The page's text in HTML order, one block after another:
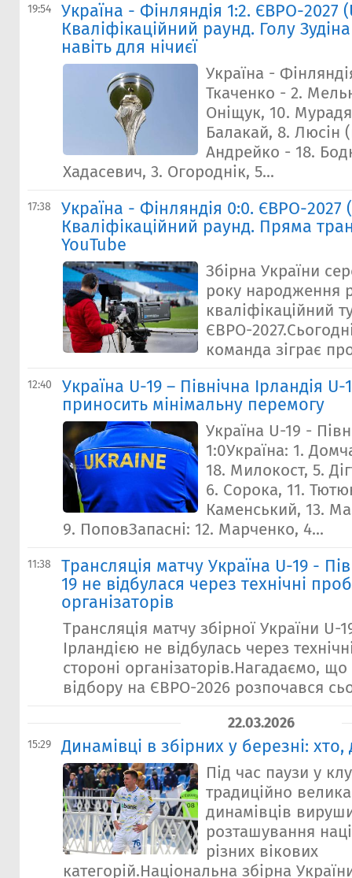
19:54
Україна - Фінляндія 1:2. ЄВРО-2027
Кваліфікаційний раунд. Голу
навіть для нічиєї
Україна -
Ткаченко - 2.
Оніщук, 10.
Балакай, 8. Люсін
Андрейко - 18.
Хадасевич, 3. Огороднік, 5...
17:38
Україна - Фінляндія 0:0. ЄВРО-2027
Кваліфікаційний раунд. Пряма
YouTube
Збірна України
року народження
кваліфікаційний
ЄВРО-
команда зіграє
12:40
Україна U-19 – Північна Ірландія
приносить мінімальну перемогу
Україна U-19 -
1:0Україна: 1.
18. Милокост, 5.
6. Сорока, 11.
Каменський, 13.
9. ПоповЗапасні: 12. Марченко, 4...
11:38
Трансляція матчу Україна U-19 -
19 не відбулася через технічні
організаторів
Трансляція матчу збірної України U-
Ірландією не відбулась через
стороні організаторів.Нагадаємо,
відбору на ЄВРО-2026 розпочався
22.03.2026
15:29 Динамівці в збірних у березні:
Під час паузи у
традиційно велика
динамівців
розташування
різних вікових
категорій.Національна збірна